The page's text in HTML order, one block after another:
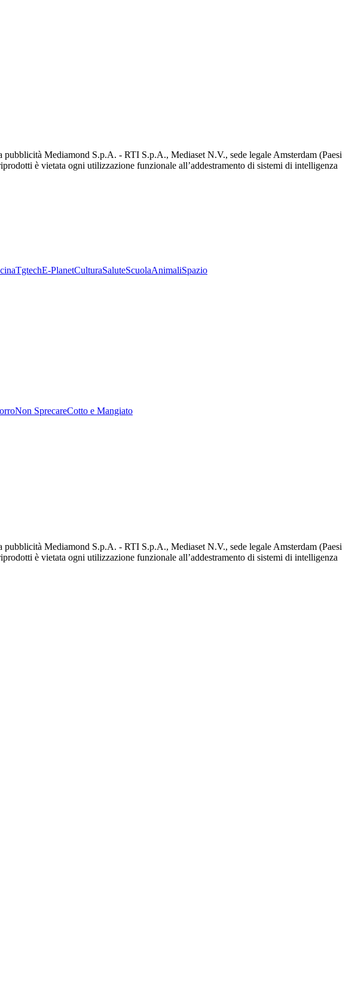
Mediamond S.p.A. - RTI S.p.A., Mediaset N.V., sede legale Amsterdam (Paesi
è vietata ogni utilizzazione funzionale all’addestramento di sistemi di intelligenza
TgtechE-PlanetCulturaSaluteScuolaAnimaliSpazio
Non SprecareCotto e Mangiato
Mediamond S.p.A. - RTI S.p.A., Mediaset N.V., sede legale Amsterdam (Paesi
è vietata ogni utilizzazione funzionale all’addestramento di sistemi di intelligenza